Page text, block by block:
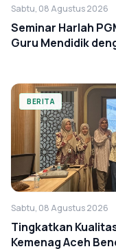
Sabtu, 08 Agustus 2026
Seminar Harlah
Guru Mendidik
BERITA
Sabtu, 08 Agustus 2026
Tingkatkan
Kemenag Aceh